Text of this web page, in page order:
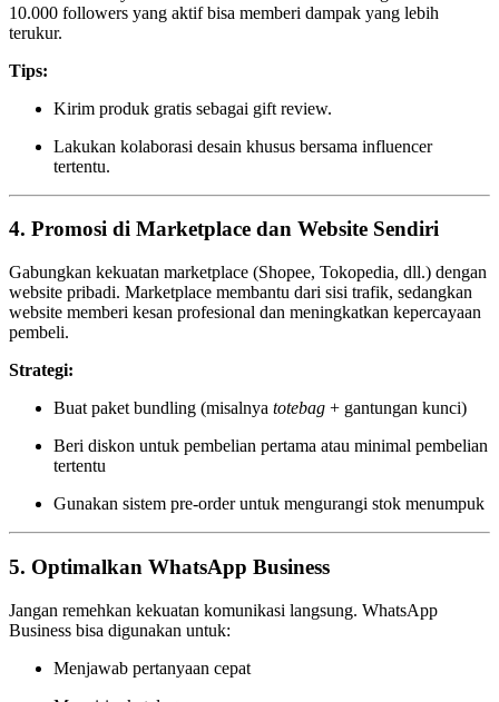
10.000 followers yang aktif bisa memberi dampak yang lebih
terukur.
Tips:
Kirim produk gratis sebagai gift review.
Lakukan kolaborasi desain khusus bersama influencer
tertentu.
4. Promosi di Marketplace dan Website Sendiri
Gabungkan kekuatan marketplace (Shopee, Tokopedia, dll.) dengan
website pribadi. Marketplace membantu dari sisi trafik, sedangkan
website memberi kesan profesional dan meningkatkan kepercayaan
pembeli.
Strategi:
Buat paket bundling (misalnya totebag + gantungan kunci)
Beri diskon untuk pembelian pertama atau minimal pembelian
tertentu
Gunakan sistem pre-order untuk mengurangi stok menumpuk
5. Optimalkan WhatsApp Business
Jangan remehkan kekuatan komunikasi langsung. WhatsApp
Business bisa digunakan untuk:
Menjawab pertanyaan cepat